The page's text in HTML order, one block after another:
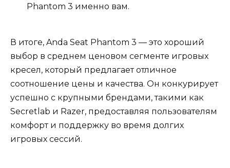
Phantom 3 именно вам.
В итоге, Anda Seat Phantom 3 — это хороший
выбор в среднем ценовом сегменте игровых
кресел, который предлагает отличное
соотношение цены и качества. Он конкурирует
успешно с крупными брендами, такими как
Secretlab и Razer, предоставляя пользователям
комфорт и поддержку во время долгих
игровых сессий.